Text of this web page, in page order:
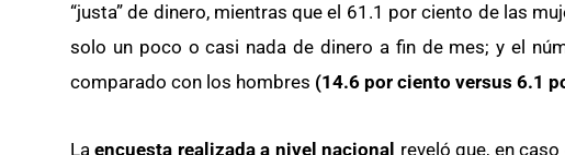
“justa” de dinero, mientras que el 61.1 por ciento de las
solo un poco o casi nada de dinero a fin de mes; y el
comparado con los hombres (14.6 por ciento versus 6.1
Laencuesta realizada a nivel nacional reveló que, en